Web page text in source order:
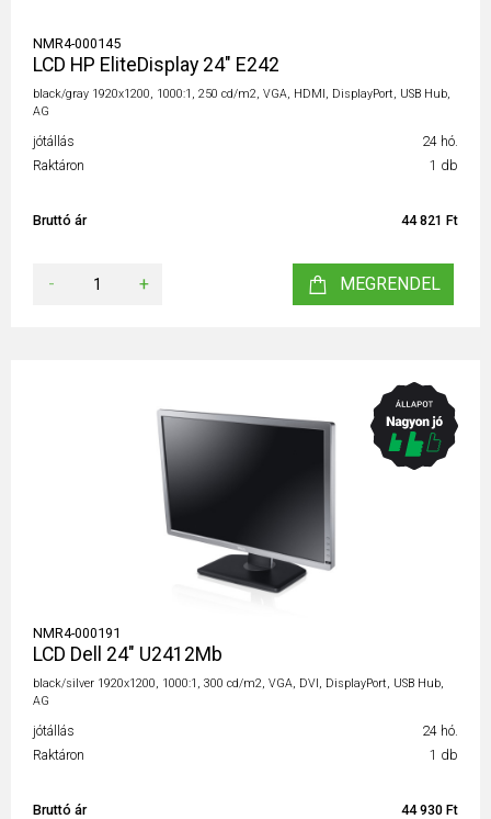
NMR4-000145
LCD HP EliteDisplay 24" E242
black/gray 1920x1200, 1000:1, 250 cd/m2, VGA, HDMI, DisplayPort, USB Hub,
AG
jótállás
24 hó.
Raktáron
1 db
Bruttó ár 44 821 Ft
- + MEGRENDEL
NMR4-000191
LCD Dell 24" U2412Mb
black/silver 1920x1200, 1000:1, 300 cd/m2, VGA, DVI, DisplayPort, USB Hub,
AG
jótállás
24 hó.
Raktáron
1 db
Bruttó ár 44 930 Ft